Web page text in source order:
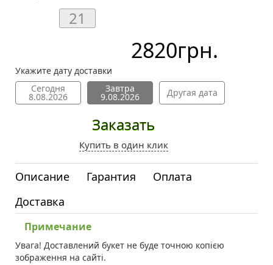
2820грн.
Укажите дату доставки
Сегодня
8.08.2026
Завтра
9.08.2026 Другая дата
Заказать
Купить в один клик
Описание Гарантия
Оплата
Доставка
Примечание
Увага! Доставлений букет не буде точною копією
зображення на сайті.